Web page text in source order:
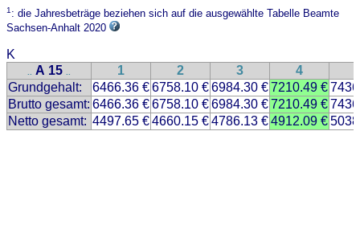
1: die Jahresbeträge beziehen sich auf die ausgewählte Tabelle Beamte
Sachsen-Anhalt 2020
K
.. A 15 .. 1 2 3 4
Grundgehalt:
6466.36 €6758.10 €6984.30 €7210.49 €
Brutto gesamt: 6466.36 €6758.10 €6984.30 €7210.49 €
Netto gesamt: 4497.65 €4660.15 €4786.13 €4912.09 €